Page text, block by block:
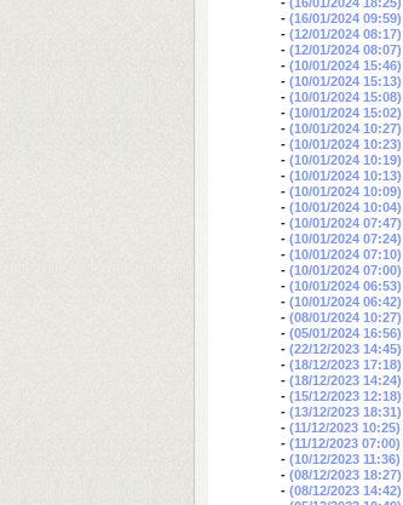
- (16/01/2024 09:59)
- (12/01/2024 08:17)
- (12/01/2024 08:07)
- (10/01/2024 15:46)
- (10/01/2024 15:13)
- (10/01/2024 15:08)
- (10/01/2024 15:02)
- (10/01/2024 10:27)
- (10/01/2024 10:23)
- (10/01/2024 10:19)
- (10/01/2024 10:13)
- (10/01/2024 10:09)
- (10/01/2024 10:04)
- (10/01/2024 07:47)
- (10/01/2024 07:24)
- (10/01/2024 07:10)
- (10/01/2024 07:00)
- (10/01/2024 06:53)
- (10/01/2024 06:42)
- (08/01/2024 10:27)
- (05/01/2024 16:56)
- (22/12/2023 14:45)
- (18/12/2023 17:18)
- (18/12/2023 14:24)
- (15/12/2023 12:18)
- (13/12/2023 18:31)
- (11/12/2023 10:25)
- (11/12/2023 07:00)
- (10/12/2023 11:36)
- (08/12/2023 18:27)
- (08/12/2023 14:42)